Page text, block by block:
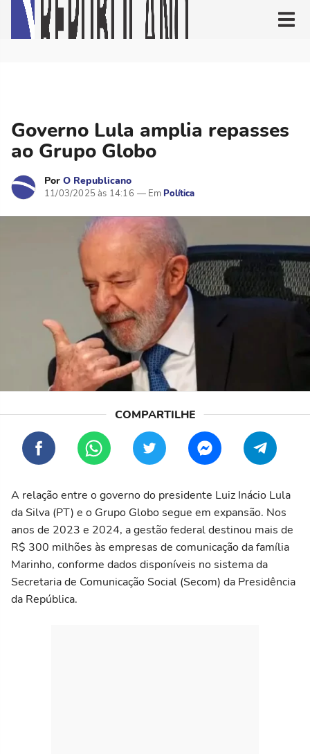
Governo Lula amplia repasses
ao Grupo Globo
Por O Republicano
11/03/2025 às 14:16 Política
A relação entre o governo do presidente Luiz Inácio Lula
da Silva (PT) e o Grupo Globo segue em expansão. Nos
anos de 2023 e 2024, a gestão federal destinou mais de
R$ 300 milhões às empresas de comunicação da família
Marinho, conforme dados disponíveis no sistema da
Secretaria de Comunicação Social (Secom) da Presidência
da República.